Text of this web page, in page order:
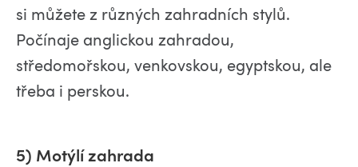
si můžete z různých zahradních stylů.
Počínaje anglickou zahradou,
středomořskou, venkovskou, egyptskou, ale
třeba i perskou.
5) Motýlí zahrada